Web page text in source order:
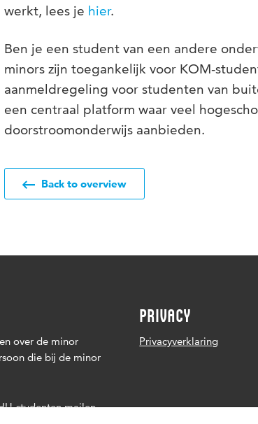
werkt, lees je hier.
Ben je een student van een andere
minors zijn toegankelijk voor KOM-
aanmeldregeling voor studenten van
een centraal platform waar veel
doorstroomonderwijs aanbieden.
Back to overview
over de minor
die bij de minor
studenten mailen
PRIVACY
Privacyverklaring